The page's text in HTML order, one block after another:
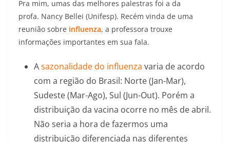
Pra mim, umas das melhores palestras foi a da
profa. Nancy Bellei (Unifesp). Recém vinda de uma
reunião sobre influenza, a professora trouxe
informações importantes em sua fala.
Asazonalidade do influenza varia de acordo
com a região do Brasil: Norte (Jan-Mar),
Sudeste (Mar-Ago), Sul (Jun-Out). Porém a
distribuição da vacina ocorre no mês de abril.
Não seria a hora de fazermos uma
distribuição diferenciada nas diferentes